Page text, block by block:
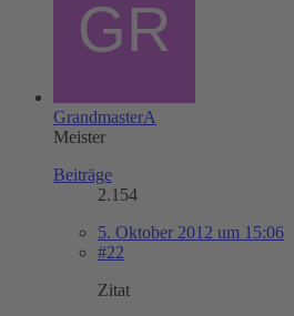
GrandmasterA
Meister
Beiträge
2.154
5. Oktober 2012 um 15:06
#22
Zitat